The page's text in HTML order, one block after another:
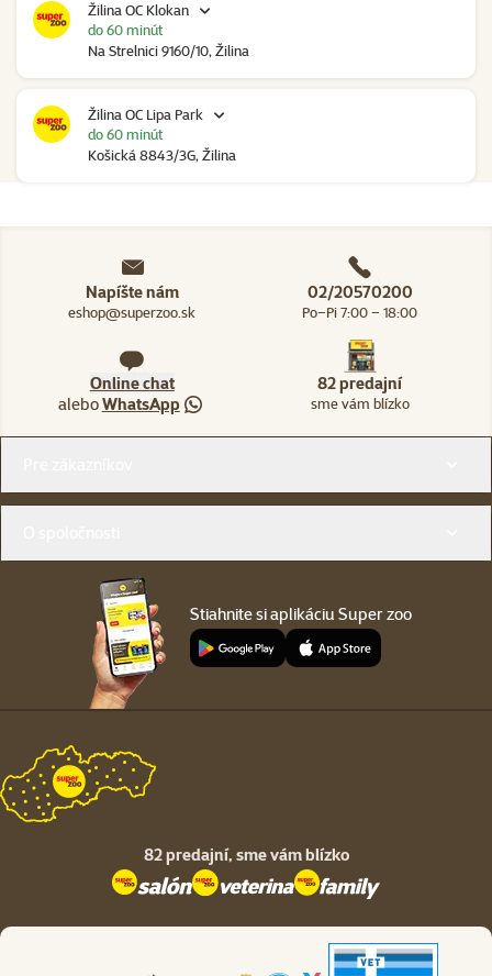
Žilina OC Klokan
Na Strelnici 9160/10, Žilina
do 60 minút
Žilina OC Lipa Park
Košická 8843/3G, Žilina
do 60 minút
Napíšte nám
eshop@superzoo.sk
02/20570200
Po–Pi 7:00 – 18:00
Online chat
aleboWhatsApp
82 predajní
sme vám blízko
Stiahnite si aplikáciu Super zoo
82 predajní, sme vám blízko